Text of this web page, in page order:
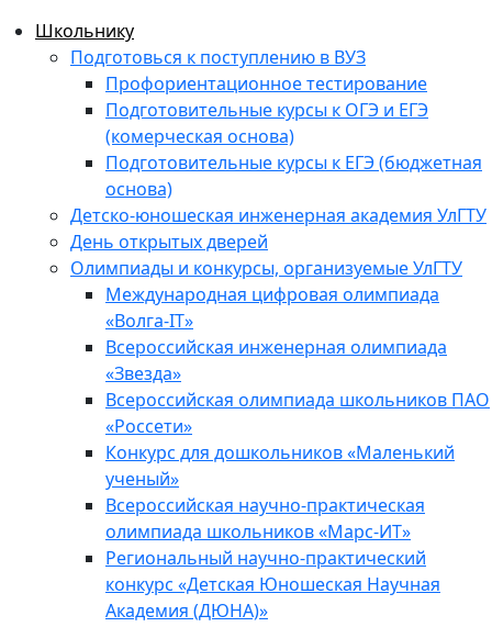
Школьнику
Подготовься к поступлению в ВУЗ
Профориентационное тестирование
Подготовительные курсы к ОГЭ и ЕГЭ
(комерческая основа)
Подготовительные курсы к ЕГЭ (бюджетная
основа)
Детско-юношеская инженерная академия УлГТУ
День открытых дверей
Олимпиады и конкурсы, организуемые УлГТУ
Международная цифровая олимпиада
«Волга-IT»
Всероссийская инженерная олимпиада
«Звезда»
Всероссийская олимпиада школьников ПАО
«Россети»
Конкурс для дошкольников «Маленький
ученый»
Всероссийская научно-практическая
олимпиада школьников «Марс-ИТ»
Региональный научно-практический
конкурс «Детская Юношеская Научная
Академия (ДЮНА)»